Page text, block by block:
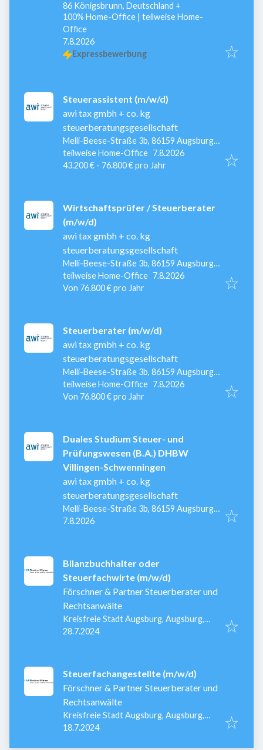
86 Königsbrunn, Deutschland +
100% Home-Office | teilweise Home-
Office
Veröffentlicht
7.8.2026
Expressbewerbung
Steuerassistent (m/w/d)
awi tax gmbh + co. kg
steuerberatungsgesellschaft
Melli-Beese-Straße 3b, 86159 Augsburg,
Deutschland
teilweise Home-Office Veröffentlicht
7.8.2026
43.200 € - 76.800 € pro Jahr
Wirtschaftsprüfer / Steuerberater
(m/w/d)
awi tax gmbh + co. kg
steuerberatungsgesellschaft
Melli-Beese-Straße 3b, 86159 Augsburg,
Deutschland
teilweise Home-Office Veröffentlicht
7.8.2026
Von 76.800 € pro Jahr
Steuerberater (m/w/d)
awi tax gmbh + co. kg
steuerberatungsgesellschaft
Melli-Beese-Straße 3b, 86159 Augsburg,
Deutschland
teilweise Home-Office Veröffentlicht
7.8.2026
Von 76.800 € pro Jahr
Duales Studium Steuer- und
Prüfungswesen (B.A.) DHBW
Villingen-Schwenningen
awi tax gmbh + co. kg
steuerberatungsgesellschaft
Melli-Beese-Straße 3b, 86159 Augsburg,
Deutschland
Veröffentlicht
7.8.2026
Bilanzbuchhalter oder
Steuerfachwirte (m/w/d)
Förschner & Partner Steuerberater und
Rechtsanwälte
Kreisfreie Stadt Augsburg, Augsburg,
Deutschland
Veröffentlicht
28.7.2024
Steuerfachangestellte (m/w/d)
Förschner & Partner Steuerberater und
Rechtsanwälte
Kreisfreie Stadt Augsburg, Augsburg,
Deutschland
Veröffentlicht
18.7.2024